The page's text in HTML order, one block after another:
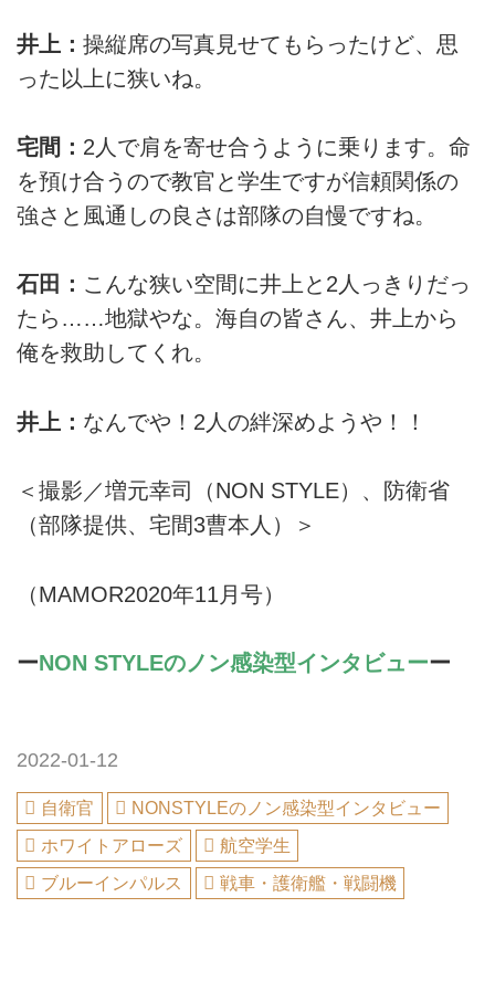
井上： 操縦席の写真見せてもらったけど、思
った以上に狭いね。
宅間： 2人で肩を寄せ合うように乗ります。命
を預け合うので教官と学生ですが信頼関係の
強さと風通しの良さは部隊の自慢ですね。
石田： こんな狭い空間に井上と2人っきりだっ
たら……地獄やな。海自の皆さん、井上から
俺を救助してくれ。
井上： なんでや！2人の絆深めようや！！
＜撮影／増元幸司（NON STYLE）、防衛省
（部隊提供、宅間3曹本人）＞
（MAMOR2020年11月号）
ーNON STYLEのノン感染型インタビューー
2022-01-12
自衛官
NONSTYLEのノン感染型インタビュー
ホワイトアローズ
航空学生
ブルーインパルス
戦車・護衛艦・戦闘機